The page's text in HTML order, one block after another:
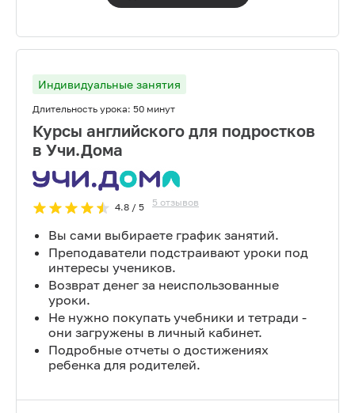
Индивидуальные занятия
Длительность урока: 50 минут
Курсы английского для подростков
в Учи.Дома
4.8/ 5 5 отзывов
Вы сами выбираете график занятий.
Преподаватели подстраивают уроки под
интересы учеников.
Возврат денег за неиспользованные
уроки.
Не нужно покупать учебники и тетради -
они загружены в личный кабинет.
Подробные отчеты о достижениях
ребенка для родителей.